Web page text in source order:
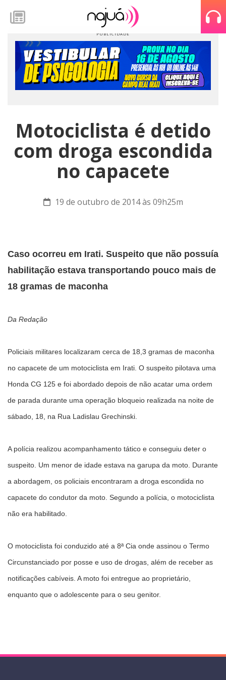
Motociclista é detido
com droga escondida
no capacete
19 de outubro de 2014 às 09h25m
Caso ocorreu em Irati. Suspeito que não possuía
habilitação estava transportando pouco mais de
18 gramas de maconha
Da Redação
Policiais militares localizaram cerca de 18,3 gramas de maconha
no capacete de um motociclista em Irati. O suspeito pilotava uma
Honda CG 125 e foi abordado depois de não acatar uma ordem
de parada durante uma operação bloqueio realizada na noite de
sábado, 18, na Rua Ladislau Grechinski.
A polícia realizou acompanhamento tático e conseguiu deter o
suspeito. Um menor de idade estava na garupa da moto. Durante
a abordagem, os policiais encontraram a droga escondida no
capacete do condutor da moto. Segundo a polícia, o motociclista
não era habilitado.
O motociclista foi conduzido até a 8ª Cia onde assinou o Termo
Circunstanciado por posse e uso de drogas, além de receber as
notificações cabíveis. A moto foi entregue ao proprietário,
enquanto que o adolescente para o seu genitor.